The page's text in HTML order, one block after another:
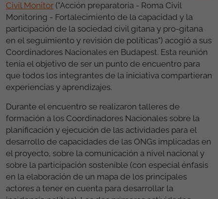
Civil Monitor ("Acción preparatoria - Roma Civil
Monitoring - Fortalecimiento de la capacidad y la
participación de la sociedad civil gitana y pro-gitana
en el seguimiento y revisión de políticas") acogió a sus
Coordinadores Nacionales en Budapest. Esta reunión
tenía el objetivo de ser un punto de encuentro para
que todos los integrantes de la iniciativa compartieran
experiencias y aprendizajes.
Durante el encuentro se realizaron talleres de
formación a los Coordinadores Nacionales sobre la
planificación y ejecución de las actividades para el
desarrollo de capacidades de las ONGs implicadas en
el proyecto, sobre la comunicación a nivel nacional y
sobre la participación sostenible (con especial énfasis
en la elaboración de un mapa de los principales
actores a tener en cuenta para desarrollar la